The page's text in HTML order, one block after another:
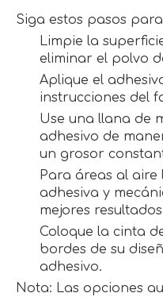
Siga estos pasos
Limpie la
eliminar el polvo
Aplique el
instrucciones del
Use una llana de
adhesivo de
un grosor
Para áreas al aire
adhesiva y
mejores
Coloque la cinta
bordes de su
adhesivo.
Nota: Las opciones